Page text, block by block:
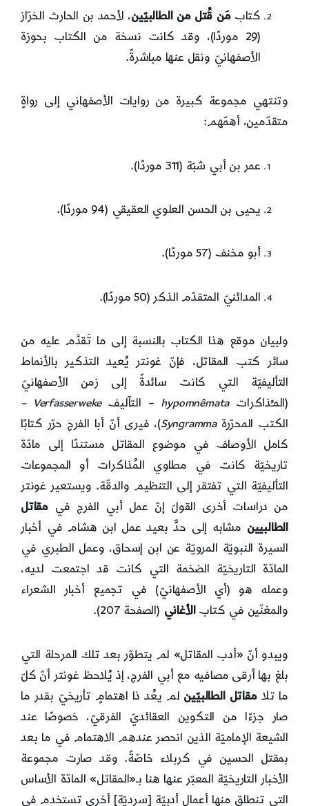
كتابمَن قُتل من الطالبيّين، لأحمد بن الحارث الخرّاز
(29 موردًا)، وقد كانت نسخة من الكتاب بحوزة
الأصفهانيّ ونقل عنها مباشرةً.
وتنتهي مجموعة كبيرة من روايات الأصفهاني إلى رواةٍ
متقدّمين، أهمّهم:
عمر بن أبي شبّة (311 موردًا).
يحيى بن الحسن العلوي العقيقي (94 موردًا).
أبو مخنف (57 موردًا).
المدائنيّ المتقدّم الذكر (50 موردًا).
ولبيان موقع هذا الكتاب بالنسبة إلى ما تَقدَّم عليه من
سائر كتب المقاتل، فإنّ غونتر يُعيد التذكير بالأنماط
التأليفيّة التي كانت سائدةً إلى زمن الأصفهانيّ
(المـُذاكرات
hypomnêmata – التآليفVerfasserweke
–
الكتب المحرّرةSyngramma)، فيرى أنّ أبا الفرج حرّر كتابًا
كامل الأوصاف في موضوع المقاتل مستندًا إلى مادّة
تاريخيّة كانت في مطاوي المُذاكرات أو المجموعات
التأليفيّة التي تفتقر إلى التنظيم والدقّة. ويستعير غونتر
من دراسات أخرى القولَ إنّ عمل أبي الفرج فيمقاتل
الطالبيين مشابه إلى حدٍّ بعيد عمل ابن هشام في أخبار
السيرة النبويّة المرويّة عن ابن إسحاق، وعمل الطبري في
المادّة التاريخيّة الضخمة التي كانت قد اجتمعت لديه،
وعمله هو (أي الأصفهانيّ) في تجميع أخبار الشعراء
والمغنّين في كتابالأغاني (الصفحة 207).
ويبدو أنّ «أدب المقاتل» لم يتطوّر بعد تلك المرحلة التي
بلغ بها أرقى مصافيه مع أبي الفرج، إذ يُلاحظ غونتر أنّ كلّ
ما تلامقاتل الطالبيّين لم يعُد ذا اهتمامٍ تأريخيّ بقدر ما
صار جزءًا من التكوين العقائديّ الفرقيّ، خصوصًا عند
الشيعة الإماميّة الذين انحصر عندهم الاهتمام في ما بعد
بمقتل الحسين في كربلاء خاصّةً. وقد صارت مجموعة
الأخبار التاريخيّة المعبّر عنها هنا بـ«المقاتل» المادّة الأساس
التي تنطلق منها أعمال أدبيّة [سرديّة] أخرى تستخدم في